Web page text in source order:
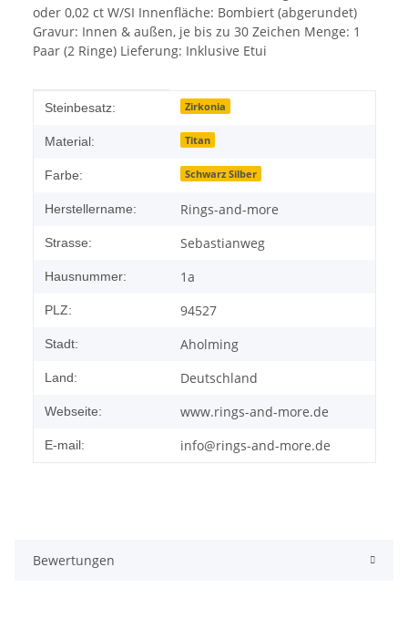
oder 0,02 ct W/SI Innenfläche: Bombiert (abgerundet)
Gravur: Innen & außen, je bis zu 30 Zeichen Menge: 1
Paar (2 Ringe) Lieferung: Inklusive Etui
Produkteigenschaft
Wert
Steinbesatz: Zirkonia
Material: Titan
Farbe: Schwarz Silber
Herstellername: Rings-and-more
Strasse: Sebastianweg
Hausnummer: 1a
PLZ: 94527
Stadt: Aholming
Land: Deutschland
Webseite: www.rings-and-more.de
E-mail: info@rings-and-more.de
Bewertungen